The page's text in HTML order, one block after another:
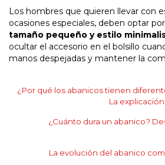
Los hombres que quieren llevar con
ocasiones especiales, deben optar
tamaño pequeño y estilo
ocultar el accesorio en el bolsillo
manos despejadas y mantener la
¿Por qué los abanicos tienen
La
¿Cuánto dura un abanico?
La evolución del abanico